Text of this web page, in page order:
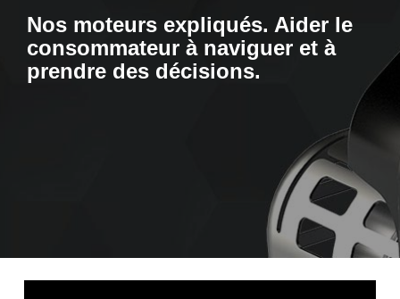
Nos moteurs expliqués. Aider le
consommateur à naviguer et à
prendre des décisions.